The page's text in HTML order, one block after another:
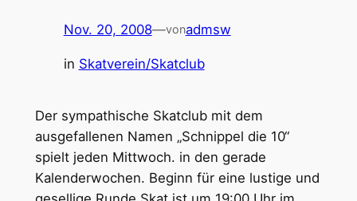
Nov. 20, 2008—vonadmsw
in Skatverein/Skatclub
Der sympathische Skatclub mit dem
ausgefallenen Namen „Schnippel die 10“
spielt jeden Mittwoch. in den gerade
Kalenderwochen. Beginn für eine lustige und